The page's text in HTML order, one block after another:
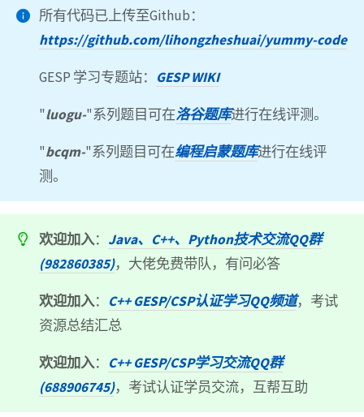
所有代码已上传至Github：
https://github.com/lihongzheshuai/yummy-code
GESP 学习专题站： GESP WIKI
"luogu-"系列题目可在洛谷题库进行在线评测。
"bcqm-"系列题目可在编程启蒙题库进行在线评
测。
欢迎加入： Java、C++、Python技术交流QQ群
(982860385)，大佬免费带队，有问必答
欢迎加入： C++ GESP/CSP认证学习QQ频道，考试
资源总结汇总
欢迎加入： C++ GESP/CSP学习交流QQ群
(688906745)，考试认证学员交流，互帮互助